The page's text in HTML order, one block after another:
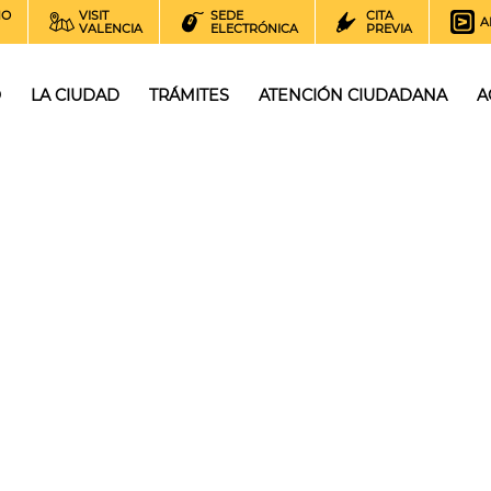
VISIT
VALENCIA
SEDE
ELECTRÓNICA
CITA
PREVIA
LA CIUDAD TRÁMITES ATENCIÓN CIUDADANA